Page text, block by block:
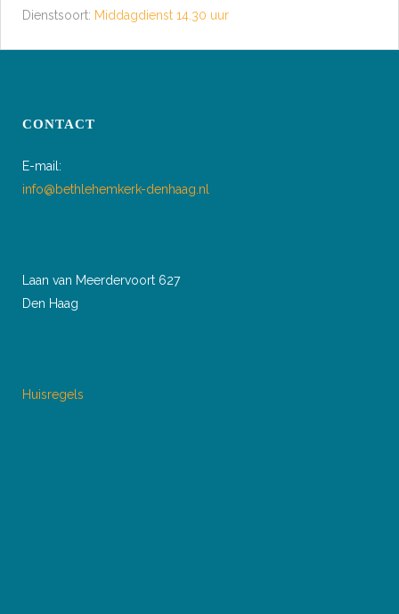
Dienstsoort: Middagdienst 14.30 uur
CONTACT
E-mail:
info@bethlehemkerk-denhaag.nl
Laan van Meerdervoort 627
Den Haag
Huisregels